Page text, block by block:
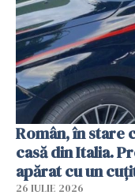
Român, în stare
casă din Italia.
apărat cu un
26 IULIE 2026